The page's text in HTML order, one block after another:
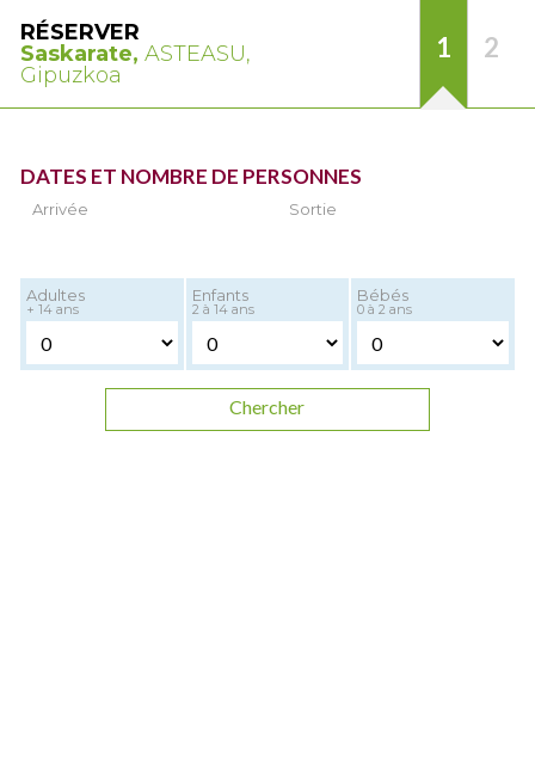
RÉSERVER
Saskarate,ASTEASU,
Gipuzkoa
1 2
DATES ET NOMBRE DE PERSONNES
Arrivée Sortie
Adultes
+ 14 ans
Enfants
2 à 14 ans
Bébés
0 à 2 ans
Chercher